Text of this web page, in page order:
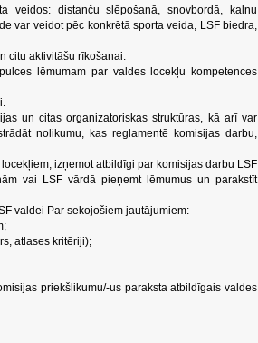
veidos: distanču slēpošanā, snovbordā, kalnu
var veidot pēc konkrētā sporta veida, LSF biedra,
citu aktivitāšu rīkošanai.
lēmumam par valdes locekļu kompetences
un citas organizatoriskas struktūras, kā arī var
nolikumu, kas reglamentē komisijas darbu,
izņemot atbildīgi par komisijas darbu LSF
vai LSF vārdā pieņemt lēmumus un parakstīt
valdei Par sekojošiem jautājumiem:
atlases kritēriji);
priekšlikumu/-us paraksta atbildīgais valdes